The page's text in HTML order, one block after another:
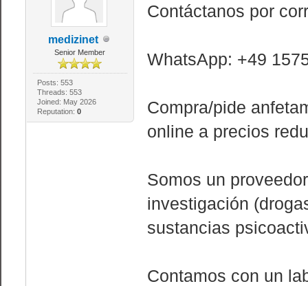
medizinet
Senior Member
Posts: 553
Threads: 553
Joined: May 2026
Reputation: 0
Contáctanos por
WhatsApp: +49
Compra/pide
online a precios
Somos un
investigación
sustancias
Contamos con un